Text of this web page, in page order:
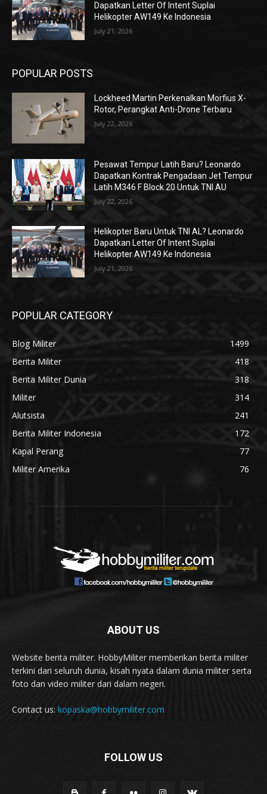
Dapatkan Letter Of Intent Suplai
Helikopter AW149 Ke Indonesia
July 21, 2026
POPULAR POSTS
Lockheed Martin Perkenalkan Morfius X-
Rotor, Perangkat Anti-Drone Terbaru
July 22, 2026
Pesawat Tempur Latih Baru? Leonardo
Dapatkan Kontrak Pengadaan Jet Tempur
Latih M346 F Block 20 Untuk TNI AU
July 22, 2026
Helikopter Baru Untuk TNI AL? Leonardo
Dapatkan Letter Of Intent Suplai
Helikopter AW149 Ke Indonesia
July 21, 2026
POPULAR CATEGORY
Blog Militer
1499
Berita Militer
418
Berita Militer Dunia
318
Militer
314
Alutsista
241
Berita Militer Indonesia
172
Kapal Perang
77
Militer Amerika
76
ABOUT US
Website berita militer. HobbyMiliter memberikan berita militer
terkini dari seluruh dunia, kisah nyata dalam dunia militer serta
foto dan video militer dari dalam negeri.
Contact us: kopaska@hobbymiliter.com
FOLLOW US